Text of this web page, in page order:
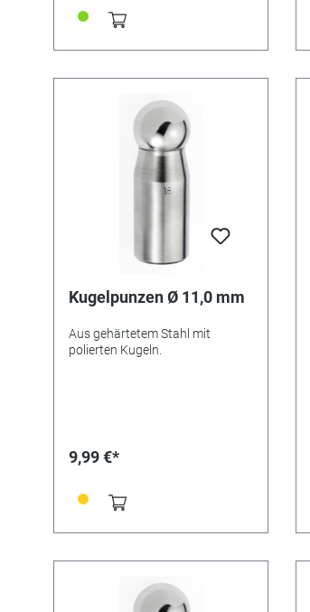
Kugelpunzen Ø 11,0 mm
Aus gehärtetem Stahl mit
polierten Kugeln.
9,99 €*